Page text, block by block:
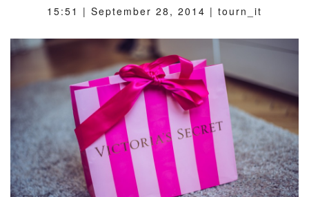
15:51 | September 28, 2014 | tourn_it